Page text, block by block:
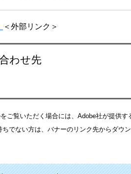
＜外部リンク＞
わせ先
ご覧いただく場合には、Adobe社が提供す
でない方は、バナーのリンク先からダウ